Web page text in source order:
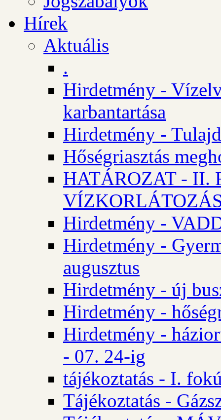
Hírek
Aktuális
.
Hirdetmény -
karbantartása
Hirdetmény -
Hőségriasztás
HATÁROZAT - II.
Hirdetmény -
Hirdetmény -
augusztus
Hirdetmény - új
Hirdetmény -
Hirdetmény -
- 07. 24-ig
tájékoztatás - I.
Tájékoztatás -